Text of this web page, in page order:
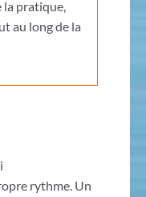
la pratique,
au long de la
rythme. Un